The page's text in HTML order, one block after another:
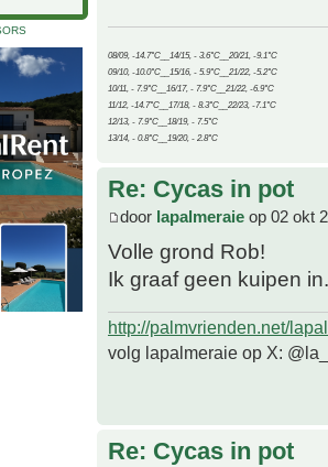
08/09, -14.7°C__14/15, - 3.6°C__20/21, -9.1°C
09/10, -10.0°C__15/16, - 5.9°C__21/22, -5.2°C
10/11, - 7.9°C__16/17, - 7.9°C__21/22, -6.9°C
11/12, -14.7°C__17/18, - 8.3°C__22/23, -7.1°C
12/13, - 7.9°C__18/19, - 7.5°C
13/14, - 0.8°C__19/20, - 2.8°C
Re: Cycas in pot
door lapalmeraie op 02 okt
Volle grond Rob!
Ik graaf geen kuipen
http://palmvrienden.net/
volg lapalmeraie op X:
Re: Cycas in pot